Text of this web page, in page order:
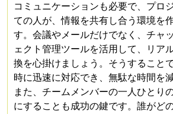
コミュニケーションも必要で、プロ
ての人が、情報を共有し合う環境を
す。会議やメールだけでなく、チャ
ェクト管理ツールを活用して、リア
換を心掛けましょう。そうすること
時に迅速に対応でき、無駄な時間を
また、チームメンバーの一人ひとり
にすることも成功の鍵です。誰がど